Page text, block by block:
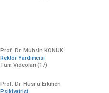
Prof. Dr. Muhsin KONUK
Rektör Yardımcısı
Tüm Videoları (17)
Prof. Dr. Hüsnü Erkmen
Psikiyatrist